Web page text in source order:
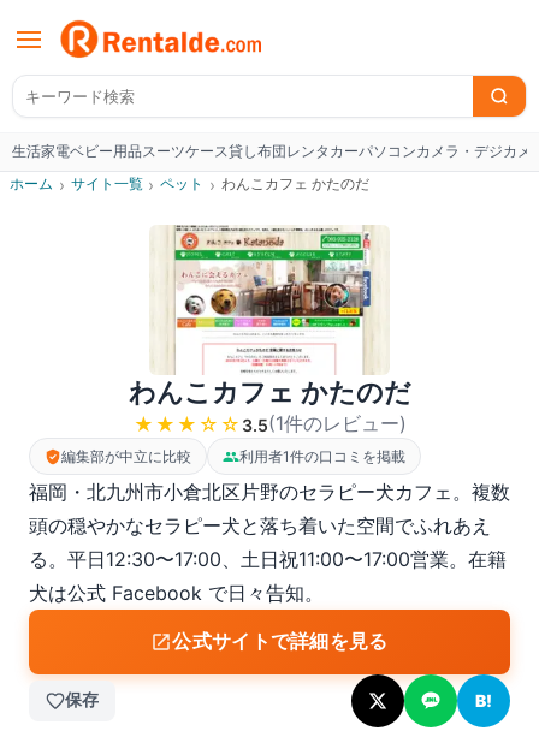
生活家電ベビー用品スーツケース貸し布団レンタカーパソコンカメラ・デジカメ
ホーム › サイト一覧 › ペット › わんこカフェ かたのだ
わんこカフェ かたのだ
★★★ ☆☆ 3.5(1件のレビュー)
編集部が中立に比較 利用者1件の口コミを掲載
福岡・北九州市小倉北区片野のセラピー犬カフェ。複数
頭の穏やかなセラピー犬と落ち着いた空間でふれあえ
る。平日12:30〜17:00、土日祝11:00〜17:00営業。在籍
犬は公式 Facebook で日々告知。
公式サイトで詳細を見る
保存 B!